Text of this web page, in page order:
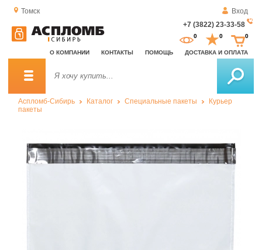
Томск
Вход
+7 (3822) 23-33-58
О КОМПАНИИ КОНТАКТЫ ПОМОЩЬ ДОСТАВКА И ОПЛАТА
0 0 0
Аспломб-Сибирь Каталог Специальные пакеты
Курьер
пакеты